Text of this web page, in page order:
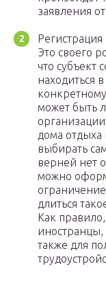
заявления
Это своего
что субъект
находиться
может быть
дома отдыха
выбирать
верней нет
можно
длиться
Как
также для